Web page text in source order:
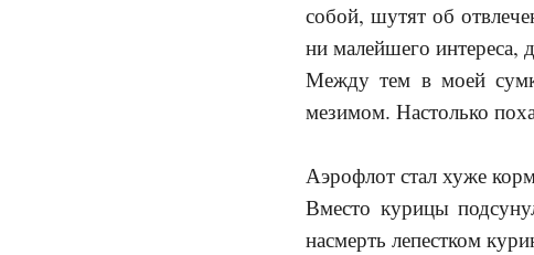
собой, шутят об
ни малейшего интереса,
Между тем в моей
мезимом. Настолько
Аэрофлот стал хуже
Вместо курицы
насмерть лепестком